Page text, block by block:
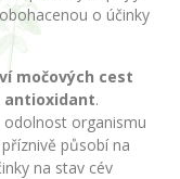
o účinky
močových cest
antioxidant.
organismu
působí na
na stav cév